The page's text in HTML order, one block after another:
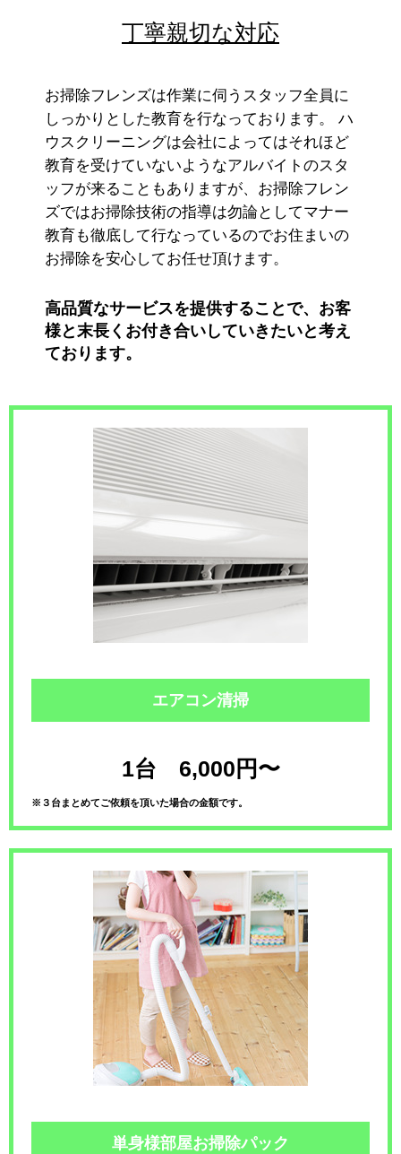
丁寧親切な対応
お掃除フレンズは作業に伺うスタッフ全員に
しっかりとした教育を行なっております。 ハ
ウスクリーニングは会社によってはそれほど
教育を受けていないようなアルバイトのスタ
ッフが来ることもありますが、お掃除フレン
ズではお掃除技術の指導は勿論としてマナー
教育も徹底して行なっているのでお住まいの
お掃除を安心してお任せ頂けます。
高品質なサービスを提供することで、お客
様と末長くお付き合いしていきたいと考え
ております。
エアコン清掃
1台 6,000円〜
※３台まとめてご依頼を頂いた場合の金額です。
単身様部屋お掃除パック